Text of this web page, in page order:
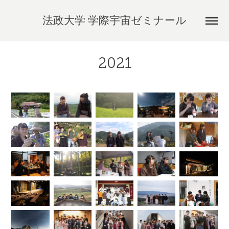
法政大学 学際宇宙ゼミナール
2021